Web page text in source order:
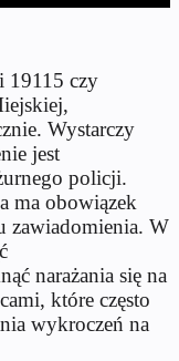
19115 czy
Wystarczy
jest
policji.
ma obowiązek
zawiadomienia. W
narażania się na
które często
wykroczeń na